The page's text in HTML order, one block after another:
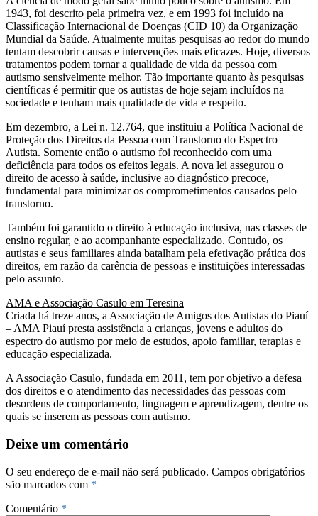
1943, foi descrito pela primeira vez, e em 1993 foi incluído na
Classificação Internacional de Doenças (CID 10) da Organização
Mundial da Saúde. Atualmente muitas pesquisas ao redor do mundo
tentam descobrir causas e intervenções mais eficazes. Hoje, diversos
tratamentos podem tornar a qualidade de vida da pessoa com
autismo sensivelmente melhor. Tão importante quanto às pesquisas
científicas é permitir que os autistas de hoje sejam incluídos na
sociedade e tenham mais qualidade de vida e respeito.
Em dezembro, a Lei n. 12.764, que instituiu a Política Nacional de
Proteção dos Direitos da Pessoa com Transtorno do Espectro
Autista. Somente então o autismo foi reconhecido com uma
deficiência para todos os efeitos legais. A nova lei assegurou o
direito de acesso à saúde, inclusive ao diagnóstico precoce,
fundamental para minimizar os comprometimentos causados pelo
transtorno.
Também foi garantido o direito à educação inclusiva, nas classes de
ensino regular, e ao acompanhante especializado. Contudo, os
autistas e seus familiares ainda batalham pela efetivação prática dos
direitos, em razão da carência de pessoas e instituições interessadas
pelo assunto.
AMA e Associação Casulo em Teresina
Criada há treze anos, a Associação de Amigos dos Autistas do Piauí
– AMA Piauí presta assistência a crianças, jovens e adultos do
espectro do autismo por meio de estudos, apoio familiar, terapias e
educação especializada.
A Associação Casulo, fundada em 2011, tem por objetivo a defesa
dos direitos e o atendimento das necessidades das pessoas com
desordens de comportamento, linguagem e aprendizagem, dentre os
quais se inserem as pessoas com autismo.
Deixe um comentário
O seu endereço de e-mail não será publicado. Campos obrigatórios
são marcados com *
Comentário *